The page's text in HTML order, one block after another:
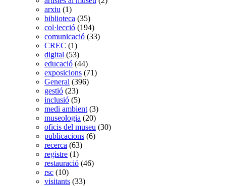
arxiu (1)
biblioteca (35)
col·lecció (194)
comunicació (33)
CREC (1)
digital (53)
educació (44)
exposicions (71)
General (396)
gestió (23)
inclusió (5)
medi ambient (3)
museologia (20)
oficis del museu (30)
publicacions (6)
recerca (63)
registre (1)
restauració (46)
rsc (10)
visitants (33)